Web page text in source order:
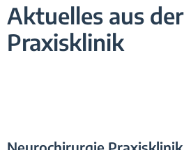
Aktuelles aus der
Praxisklinik